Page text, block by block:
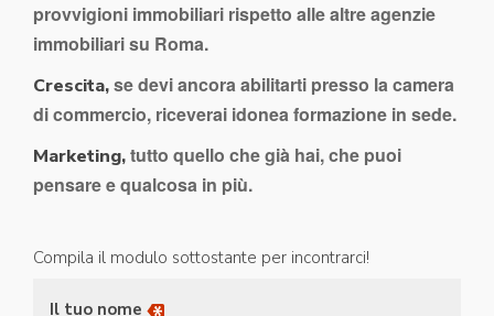
provvigioni immobiliari rispetto alle altre agenzie
immobiliari su Roma.
Crescita,se devi ancora abilitarti presso la camera
di commercio, riceverai idonea formazione in sede.
Marketing,tutto quello che già hai, che puoi
pensare e qualcosa in più.
Compila il modulo sottostante per incontrarci!
Il tuo nome